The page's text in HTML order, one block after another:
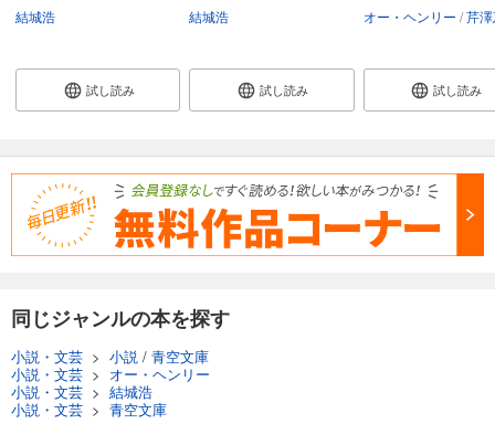
結城浩
試し読み
結城浩
試し読み
オー・ヘンリー 芹
試し読み
同じジャンルの本を探す
小説・文芸 > 小説 / 青空文庫
小説・文芸 > オー・ヘンリー
小説・文芸 > 結城浩
小説・文芸 > 青空文庫